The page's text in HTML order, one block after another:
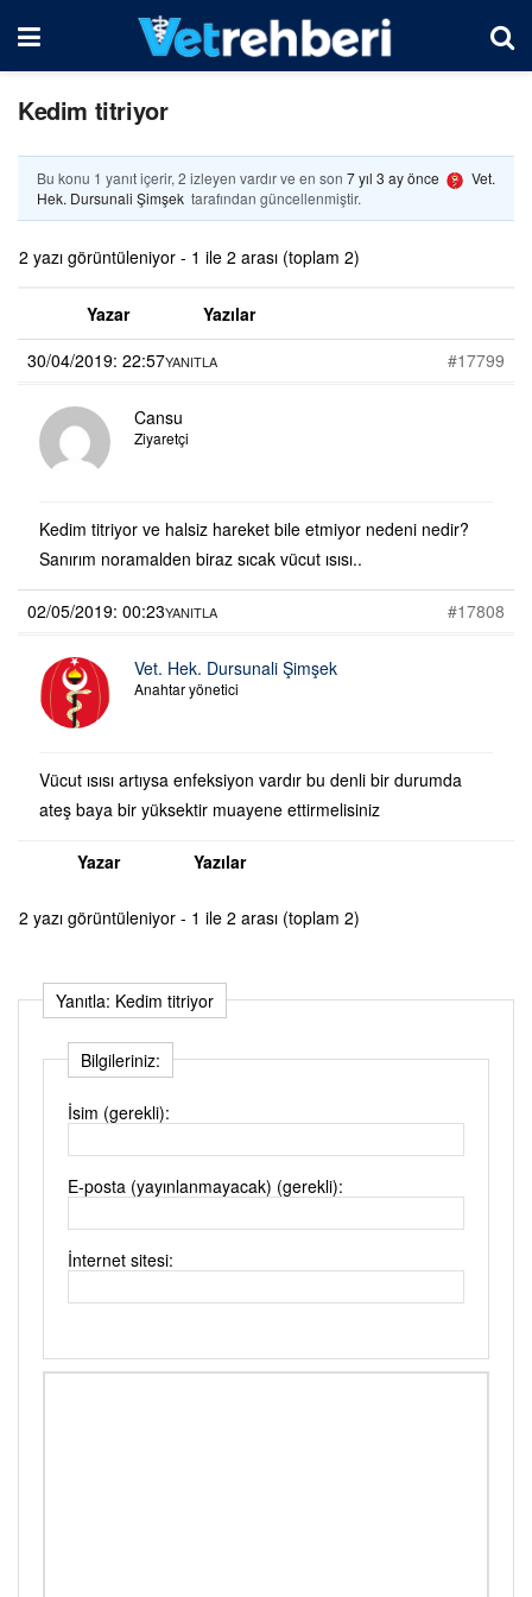
Kedim titriyor
Bu konu 1 yanıt içerir, 2 izleyen vardır ve en son 7 yıl 3 ay önce
Vet.
Hek. Dursunali Şimşek tarafından güncellenmiştir.
2 yazı görüntüleniyor - 1 ile 2 arası (toplam 2)
Yazar
Yazılar
30/04/2019: 22:57
#17799
YANITLA
Cansu
Ziyaretçi
Kedim titriyor ve halsiz hareket bile etmiyor nedeni nedir?
Sanırım noramalden biraz sıcak vücut ısısı..
02/05/2019: 00:23 #17808
YANITLA
Vet. Hek. Dursunali Şimşek
Anahtar yönetici
Vücut ısısı artıysa enfeksiyon vardır bu denli bir durumda
ateş baya bir yüksektir muayene ettirmelisiniz
Yazar Yazılar
2 yazı görüntüleniyor - 1 ile 2 arası (toplam 2)
Yanıtla: Kedim titriyor
Bilgileriniz:
İsim (gerekli):
E-posta (yayınlanmayacak) (gerekli):
İnternet sitesi: